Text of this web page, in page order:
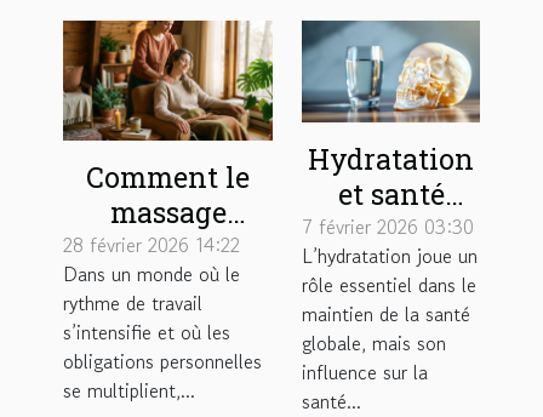
Comment le
massage
favorise-t-il
l’équilibre vie
professionnelle
et personnelle
?
28 février 2026 14:22
Dans un monde où le
rythme de travail
s’intensifie et où les
obligations personnelles
se multiplient,...
Hydratation
et santé
cranienne :
liens et
conseils
pratiques
7 février 2026 03:30
L’hydratation joue un
rôle essentiel dans le
maintien de la santé
globale, mais son
influence sur la
santé...